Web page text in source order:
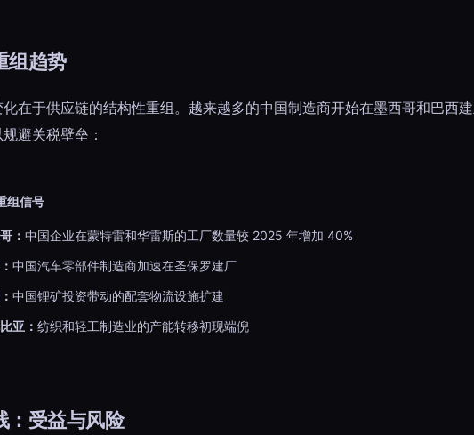
组趋势
在于供应链的结构性重组。越来越多的中国制造商开始在墨西哥和巴西
避关税壁垒：
组信号
： 中国企业在蒙特雷和华雷斯的工厂数量较 2025 年增加 40%
中国汽车零部件制造商加速在圣保罗建厂
中国锂矿投资带动的配套物流设施扩建
亚： 纺织和轻工制造业的产能转移初现端倪
：受益与风险